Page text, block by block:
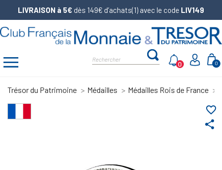
LIVRAISON à 5€ dès 149€ d’achats(1) avec le code LIV149
0
0
Trésor du Patrimoine Médailles Médailles Rois de France
share
favorite_border